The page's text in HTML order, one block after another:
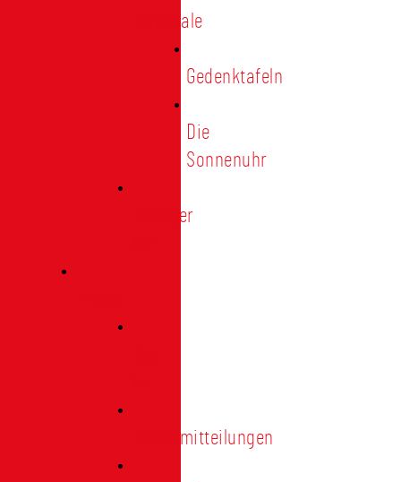
Denkmale
Gedenktafeln
Die
Sonnenuhr
Ratinger
Pressemitteilungen